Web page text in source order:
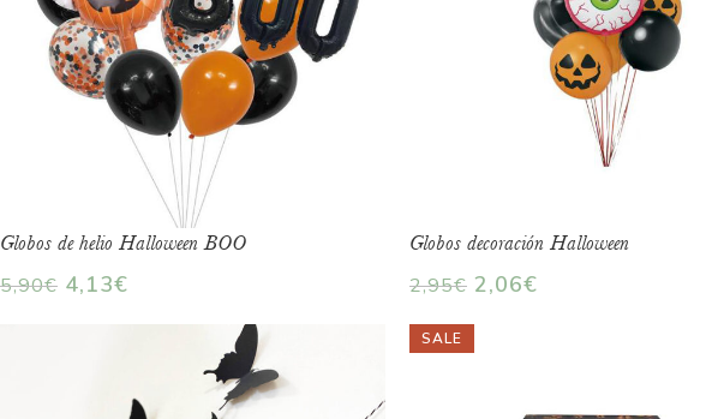
Globos de helio Halloween BOO
5,90€ 4,13€
Globos decoración Halloween
2,95€ 2,06€
SALE